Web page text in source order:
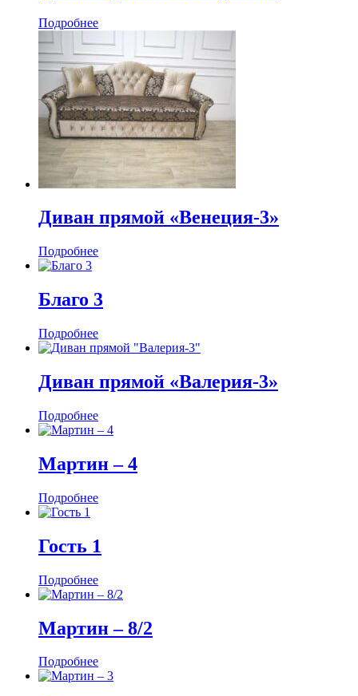
Подробнее
Диван прямой «Венеция-3»
Подробнее
Благо 3
Подробнее
Диван прямой «Валерия-3»
Подробнее
Мартин ‒ 4
Подробнее
Гость 1
Подробнее
Мартин ‒ 8/2
Подробнее